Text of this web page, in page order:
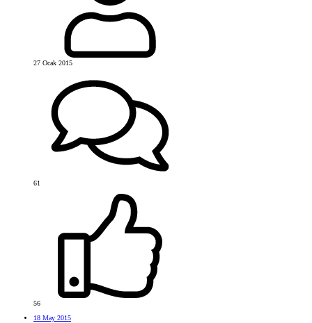
27 Ocak 2015
61
56
18 May 2015